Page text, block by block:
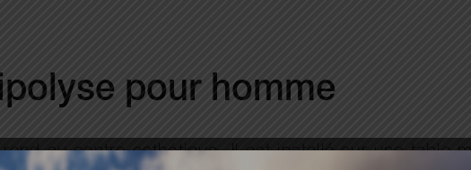
pour homme
au centre esthétique. Il est installé sur une table